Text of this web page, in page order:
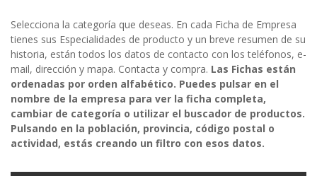
Selecciona la categoría que deseas. En cada Ficha de Empresa
tienes sus Especialidades de producto y un breve resumen de su
historia, están todos los datos de contacto con los teléfonos, e-
mail, dirección y mapa. Contacta y compra. Las Fichas están
ordenadas por orden alfabético. Puedes pulsar en el
nombre de la empresa para ver la ficha completa,
cambiar de categoría o utilizar el buscador de productos.
Pulsando en la población, provincia, código postal o
actividad, estás creando un filtro con esos datos.